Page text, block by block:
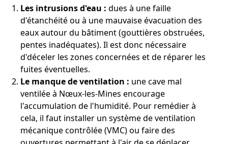
Les intrusions d'eau : dues à une faille
d'étanchéité ou à une mauvaise évacuation des
eaux autour du bâtiment (gouttières obstruées,
pentes inadéquates). Il est donc nécessaire
d'déceler les zones concernées et de réparer les
fuites éventuelles.
Le manque de ventilation : une cave mal
ventilée à Nœux-les-Mines encourage
l'accumulation de l'humidité. Pour remédier à
cela, il faut installer un système de ventilation
mécanique contrôlée (VMC) ou faire des